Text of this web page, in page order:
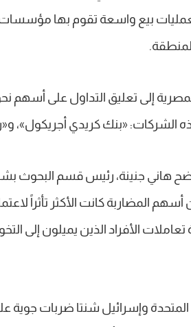
متأثرا بعمليات بيع واسعة تقوم بها
هاني جنينة، رئيس قسم البحوث
أسهم المضاربة كانت الأكثر تأثراً
الأفراد الذين يميلون إلى
المتحدة وإسرائيل شنتا ضربات جوية